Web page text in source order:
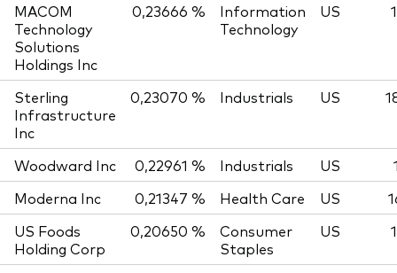
MACOM
Technology
Solutions
Holdings Inc
0,23666 %
Information
Technology
US
Sterling
Infrastructure
Inc
0,23070 % Industrials US
Woodward Inc 0,22961 % Industrials US
Moderna Inc
0,21347 % Health Care US
US Foods
Holding Corp
0,20650 %
Consumer
Staples
US